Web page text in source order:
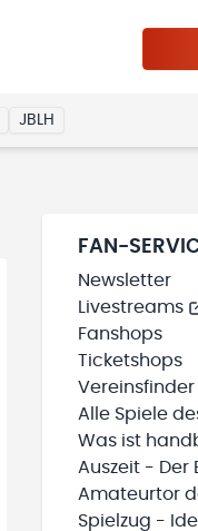
JBLH
FAN-
Newsletter
Livestreams
Fanshops
Ticketshops
Vereinsfinder
Alle Spiele
Was ist
Auszeit - Der
Amateurtor
Spielzug -